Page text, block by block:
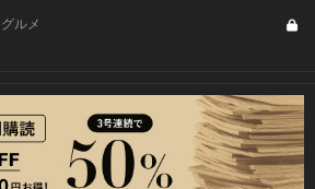
グルメ